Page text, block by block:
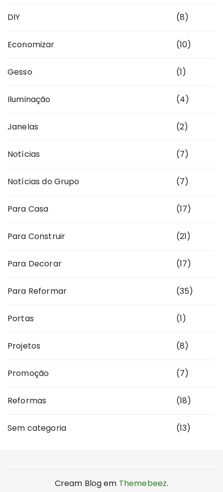
DIY (8)
Economizar (10)
Gesso (1)
Iluminação (4)
Janelas (2)
Notícias (7)
Notícias do Grupo (7)
Para Casa (17)
Para Construir (21)
Para Decorar (17)
Para Reformar (35)
Portas (1)
Projetos (8)
Promoção (7)
Reformas (18)
Sem categoria (13)
Cream Blog em Themebeez.